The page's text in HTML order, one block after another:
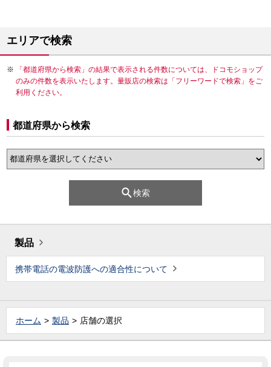
エリアで検索
「都道府県から検索」の結果で表示される件数については、ドコモショップ
のみの件数を表示いたします。量販店の検索は「フリーワードで検索」をご
利用ください。
都道府県から検索
検索
製品
携帯電話の電波防護への適合性について
ホーム 製品 店舗の選択